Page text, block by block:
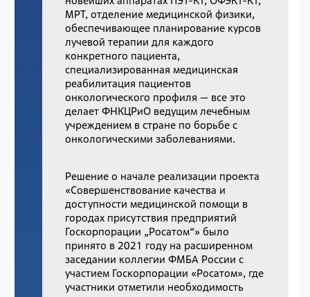
МРТ, отделение медицинской физики,
обеспечивающее планирование курсов
лучевой терапии для каждого
конкретного пациента,
специализированная медицинская
реабилитация пациентов
онкологического профиля — все это
делает ФНКЦРиО ведущим лечебным
учреждением в стране по борьбе с
онкологическими заболеваниями.
Решение о начале реализации проекта
«Совершенствование качества и
доступности медицинской помощи в
городах присутствия предприятий
Госкорпорации „Росатом“» было
принято в 2021 году на расширенном
заседании коллегии ФМБА России с
участием Госкорпорации «Росатом», где
участники отметили необходимость